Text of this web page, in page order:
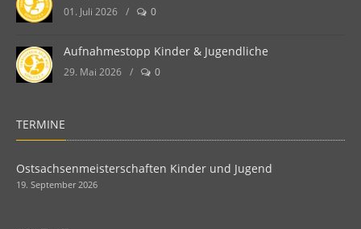
01. Juli 2026 / 0
Aufnahmestopp Kinder & Jugendliche
29. Mai 2026 / 0
TERMINE
Ostsachsenmeisterschaften Kinder und Jugend
19. September 2026